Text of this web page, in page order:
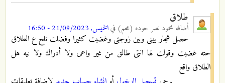
طلاق
أضافه محمود نصر حوده (محم) فيالخميس, 21/09/2023 - 16:50
حصل شجار بينى وبين زوجتى وغضبت كثيرا وفضلت تلح ع الطلاق
حته غضبت وقولت لها انتى طالق من غير واعى ولا أدراك ولا نيه هل
الطلاق واقع